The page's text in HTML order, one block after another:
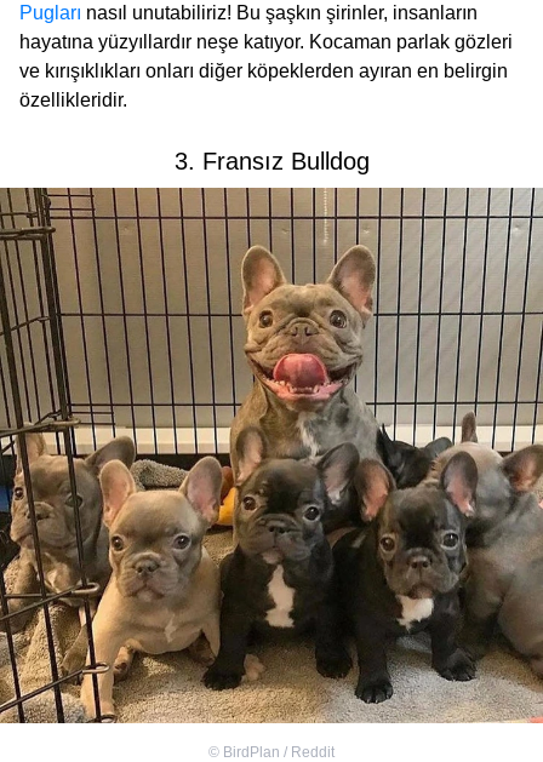
Pugları nasıl unutabiliriz! Bu şaşkın şirinler, insanların
hayatına yüzyıllardır neşe katıyor. Kocaman parlak gözleri
ve kırışıklıkları onları diğer köpeklerden ayıran en belirgin
özellikleridir.
3. Fransız Bulldog
© BirdPlan / Reddit